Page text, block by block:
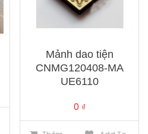
Mảnh dao tiện
CNMG120408-MA
UE6110
0 ₫